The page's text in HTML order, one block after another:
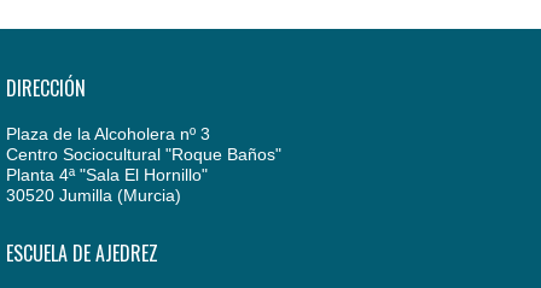
DIRECCIÓN
Plaza de la Alcoholera nº 3
Centro Sociocultural "Roque Baños"
Planta 4ª "Sala El Hornillo"
30520 Jumilla (Murcia)
ESCUELA DE AJEDREZ